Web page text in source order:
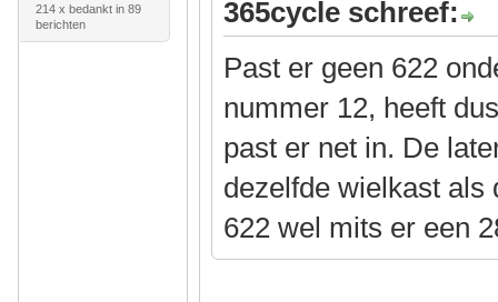
214 x bedankt in 89
berichten
365cycle schreef:
Past er geen 622
nummer 12, heeft
past er net in. De
dezelfde wielkast als
622 wel mits er een